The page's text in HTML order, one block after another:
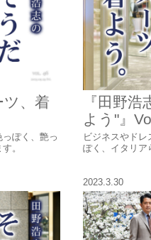
ツ、着
ぽく、艶っ
。
『田野
よう"』
ビジネスやド
ぽく、イタリア
2023.3.30